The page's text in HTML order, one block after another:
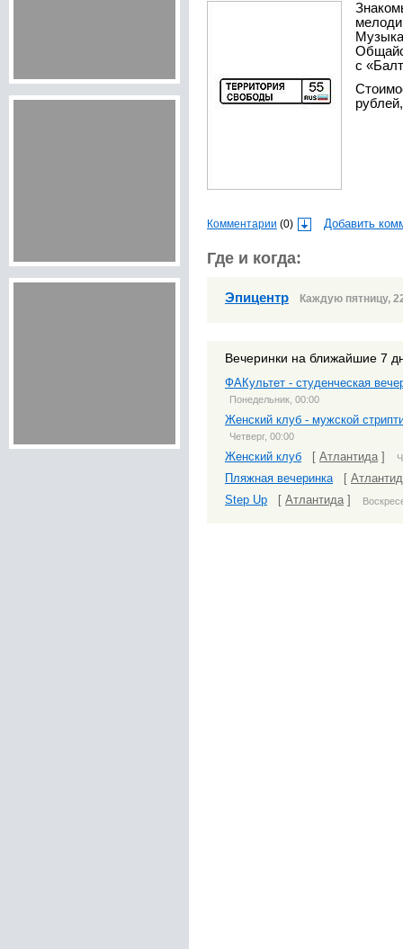
Знакомые слова. Известные
с
Стоимость входа: женщины - 150
Комментарии (0) Добавить
Где и когда:
Эпицентр Каждую пятницу,
Вечеринки на ближайшие 7
ФАКультет - студенческая
Понедельник, 00:00
Женский клуб - мужской
Четверг, 00:00
Женский клуб Атлантида]
Пляжная вечеринка[
Step Up
Атлантида]